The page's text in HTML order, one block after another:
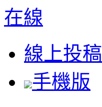
線上投稿
手機版